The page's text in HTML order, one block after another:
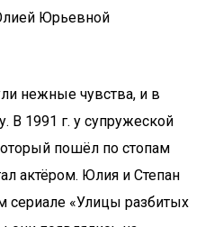
Юрьевной
нежные чувства, и в
В 1991 г. у супружеской
пошёл по стопам
актёром. Юлия и Степан
сериале «Улицы разбитых